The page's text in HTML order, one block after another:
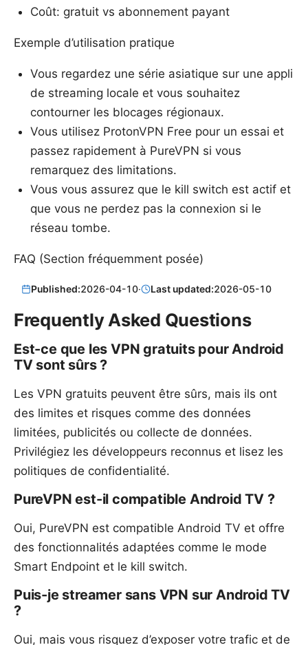
Coût: gratuit vs abonnement payant
Exemple d’utilisation pratique
Vous regardez une série asiatique sur une appli
de streaming locale et vous souhaitez
contourner les blocages régionaux.
Vous utilisez ProtonVPN Free pour un essai et
passez rapidement à PureVPN si vous
remarquez des limitations.
Vous vous assurez que le kill switch est actif et
que vous ne perdez pas la connexion si le
réseau tombe.
FAQ (Section fréquemment posée)
Published:2026-04-10· Last updated:2026-05-10
Frequently Asked Questions
Est-ce que les VPN gratuits pour Android
TV sont sûrs ?
Les VPN gratuits peuvent être sûrs, mais ils ont
des limites et risques comme des données
limitées, publicités ou collecte de données.
Privilégiez les développeurs reconnus et lisez les
politiques de confidentialité.
PureVPN est-il compatible Android TV ?
Oui, PureVPN est compatible Android TV et offre
des fonctionnalités adaptées comme le mode
Smart Endpoint et le kill switch.
Puis-je streamer sans VPN sur Android TV
?
Oui, mais vous risquez d’exposer votre trafic et de